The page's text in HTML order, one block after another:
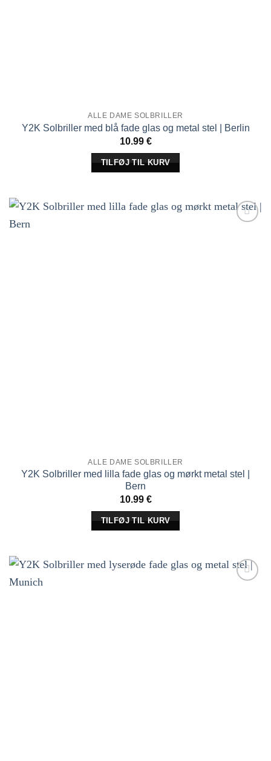
ALLE DAME SOLBRILLER
Y2K Solbriller med blå fade glas og metal stel | Berlin
10.99 €
TILFØJ TIL KURV
ALLE DAME SOLBRILLER
Y2K Solbriller med lilla fade glas og mørkt metal stel |
Bern
10.99 €
TILFØJ TIL KURV